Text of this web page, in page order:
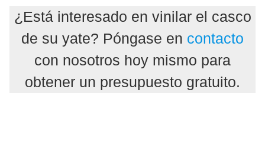
¿Está interesado en vinilar el casco
de su yate? Póngase en contacto
con nosotros hoy mismo para
obtener un presupuesto gratuito.